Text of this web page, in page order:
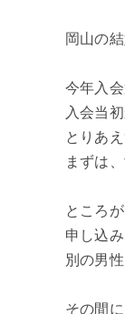
岡山の
今年入
入会当
とりあ
まずは
ところが
申し込
別の男
その間